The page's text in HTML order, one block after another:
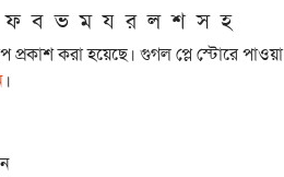
ফ ব ভ ম য র ল শ স হ
করা হয়েছে। গুগল প্লে স্টোরে পাওয়া
।